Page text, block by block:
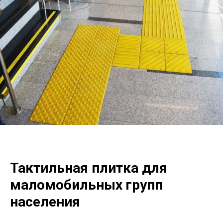
Тактильная плитка для
маломобильных групп
населения